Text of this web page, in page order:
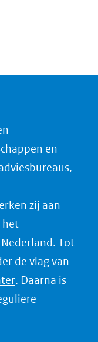
en
zij aan
het
Tot
de vlag van
(opent
in
. Daarna is